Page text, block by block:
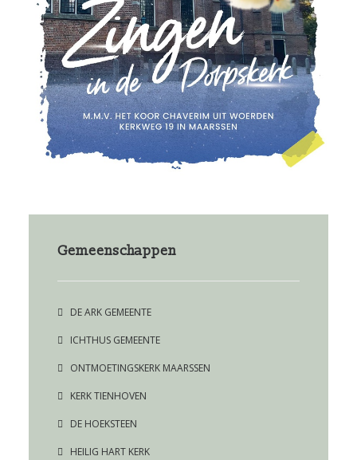
Gemeenschappen
DE ARK GEMEENTE
ICHTHUS GEMEENTE
ONTMOETINGSKERK MAARSSEN
KERK TIENHOVEN
DE HOEKSTEEN
HEILIG HART KERK